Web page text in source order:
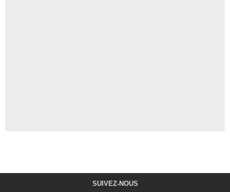
SUIVEZ-NOUS